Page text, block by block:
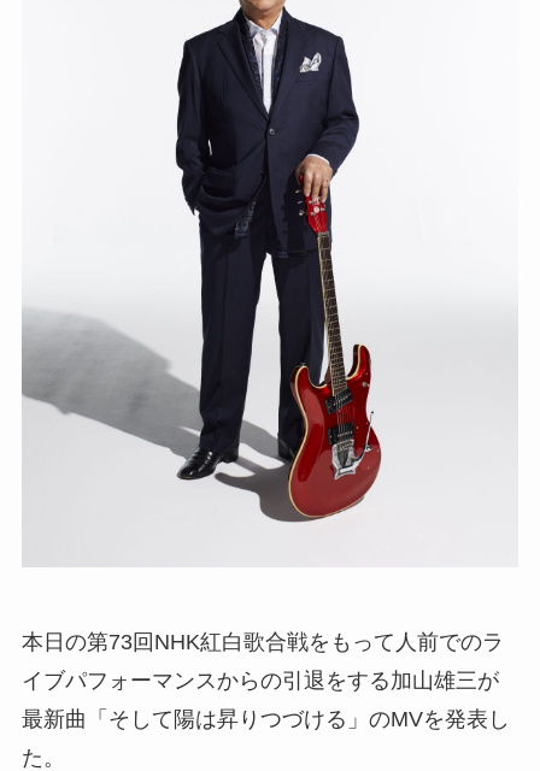
本日の第73回NHK紅白歌合戦をもって人前でのラ
イブパフォーマンスからの引退をする加山雄三が
最新曲「そして陽は昇りつづける」のMVを発表し
た。